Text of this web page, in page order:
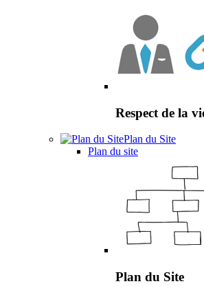
Respect de la
Plan du Site
Plan du site
Plan du Site